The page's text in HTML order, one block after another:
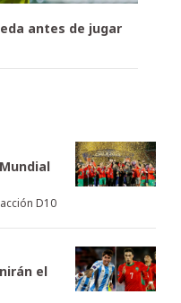
antes de jugar
D10
el